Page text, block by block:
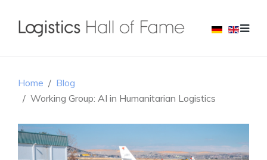
Home
Blog
Working Group: AI in Humanitarian Logistics